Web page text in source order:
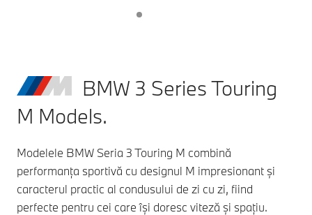
BMW 3 Series Touring
M Models.
Modelele BMW Seria 3 Touring M combină
performanța sportivă cu designul M impresionant și
caracterul practic al condusului de zi cu zi, fiind
perfecte pentru cei care își doresc viteză și spațiu.